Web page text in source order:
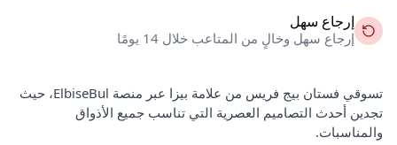
إرجاع سهل
إرجاع سهل وخالٍ من المتاعب خلال 14 يومًا
تسوقي فستان بيج فريس من علامة بيزا عبر منصة ElbiseBul، حيث
تجدين أحدث التصاميم العصرية التي تناسب جميع الأذواق
والمناسبات.